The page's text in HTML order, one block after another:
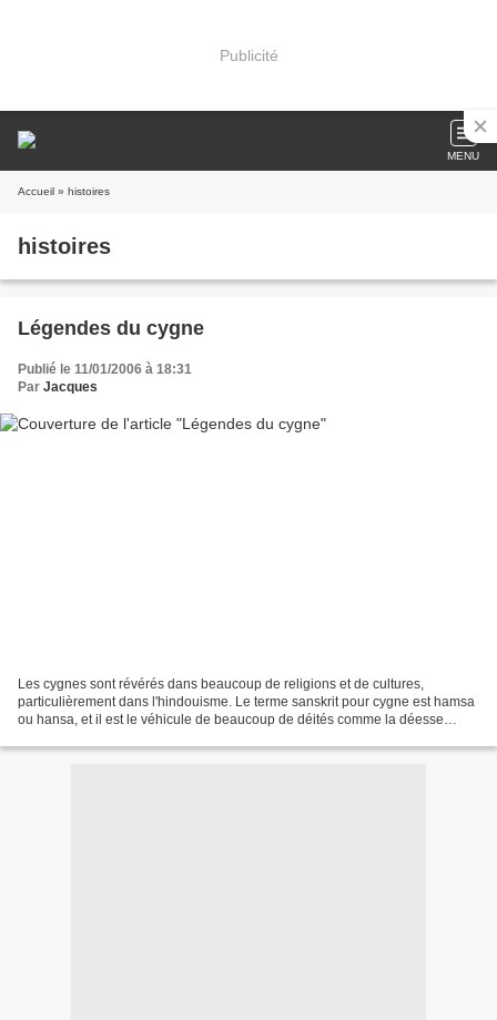
Publicité
MENU
Accueil » histoires
histoires
Légendes du cygne
Publié le 11/01/2006 à 18:31
Par Jacques
Les cygnes sont révérés dans beaucoup de religions et de cultures,
particulièrement dans l'hindouisme. Le terme sanskrit pour cygne est hamsa
ou hansa, et il est le véhicule de beaucoup de déités comme la déesse